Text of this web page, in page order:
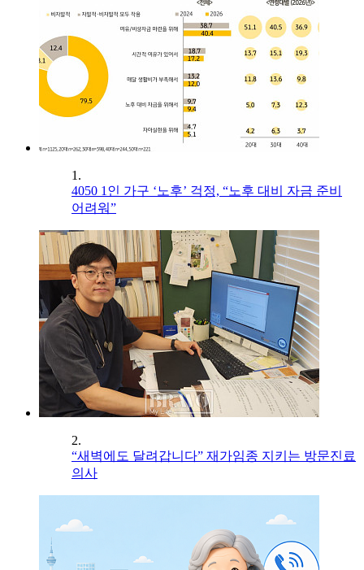
1.
4050 1인 가구 ‘노후’ 걱정, “노후 대비 자금 준비
어려워”
2.
“새벽에도 달려갑니다” 재가임종 지키는 방문진료
의사